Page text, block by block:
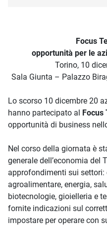
Focus
opportunità per le
Torino, 10
Sala Giunta – Palazzo
Lo scorso 10 dicembre 20
hanno partecipato al Focus
opportunità di business
Nel corso della giornata è
generale dell’economia del
approfondimenti sui settori:
agroalimentare, energia,
biotecnologie, gioielleria e
fornite indicazioni sul
impostare per operare con